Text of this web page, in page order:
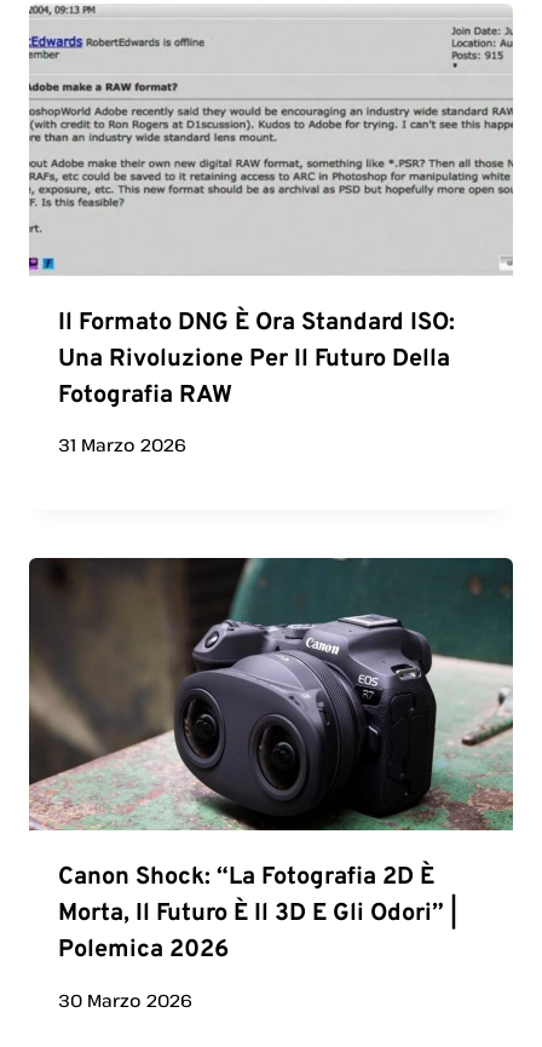
Il Formato DNG È Ora Standard ISO:
Una Rivoluzione Per Il Futuro Della
Fotografia RAW
31 Marzo 2026
Canon Shock: “La Fotografia 2D È
Morta, Il Futuro È Il 3D E Gli Odori” |
Polemica 2026
30 Marzo 2026